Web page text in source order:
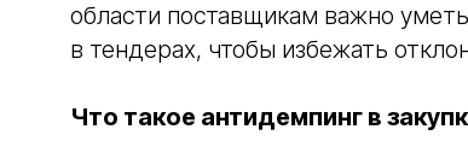
области поставщикам важно
в тендерах, чтобы избежать
Что такое антидемпинг в